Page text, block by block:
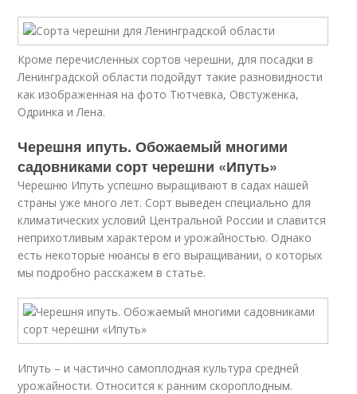
Кроме перечисленных сортов черешни, для посадки в
Ленинградской области подойдут такие разновидности
как изображенная на фото Тютчевка, Овстуженка,
Одринка и Лена.
Черешня ипуть. Обожаемый многими
садовниками сорт черешни «Ипуть»
Черешню Ипуть успешно выращивают в садах нашей
страны уже много лет. Сорт выведен специально для
климатических условий Центральной России и славится
неприхотливым характером и урожайностью. Однако
есть некоторые нюансы в его выращивании, о которых
мы подробно расскажем в статье.
Ипуть – и частично самоплодная культура средней
урожайности. Относится к ранним скороплодным.